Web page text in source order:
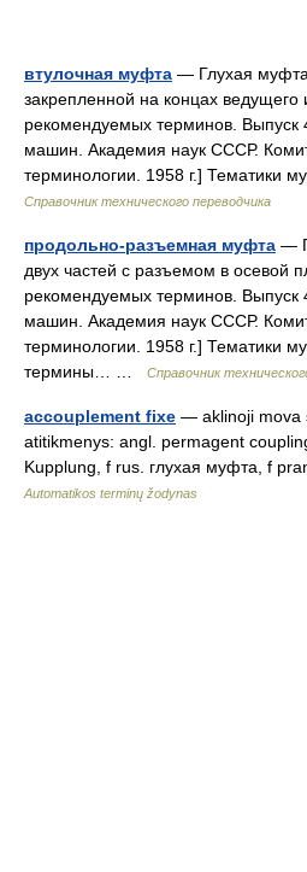
втулочная муфта — Глухая
закрепленной на концах
рекомендуемых терминов. Выпуск
машин. Академия наук СССР.
терминологии. 1958 г.]
Справочник технического переводчика
продольно-разъемная муфта —
двух частей с разъемом в осевой
рекомендуемых терминов. Выпуск
машин. Академия наук СССР.
терминологии. 1958 г.]
термины… …
Справочник
accouplement fixe — aklinoji mova
atitikmenys: angl. permagent
Kupplung, f rus. глухая муфта, f
Automatikos terminų žodynas